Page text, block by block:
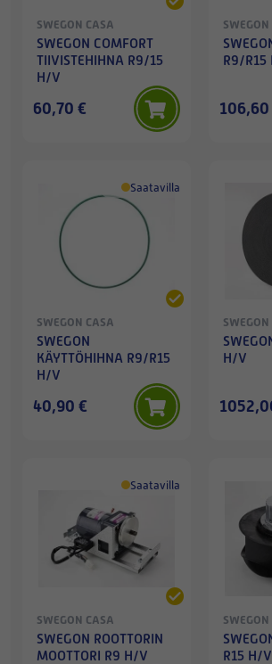
SWEGON CASA
SWEGON COMFORT
TIIVISTEHIHNA R9/15
H/V
60,70 €
R9/R15
106,60
Saatavilla
SWEGON CASA
SWEGON
KÄYTTÖHIHNA R9/R15
H/V
40,90 €
H/V
Saatavilla
SWEGON CASA
SWEGON ROOTTORIN
MOOTTORI R9 H/V
R15 H/V